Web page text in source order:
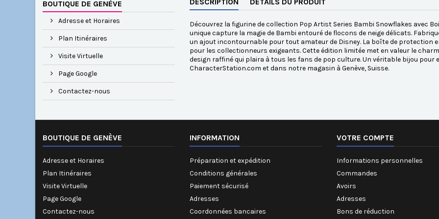
BOUTIQUE DE GENÈVE
Adresse et Horaires
Plan Itinéraires
Visite Virtuelle
Page Google
Contactez-nous
DESCRIPTION DÉTAILS DU PRODUIT
Découvrez la figurine de collection Pop Artist Series Bambi Snowflakes avec
unique capture la magie de Bambi entouré de flocons de neige délicats.
un ajout incontournable pour tout amateur de Disney. La boîte de protection
pour les collectionneurs exigeants. Cette édition limitée met en valeur le
design raffiné qui plaira à tous les fans de pop culture. Un véritable bijou
CharacterStation.com et dans notre magasin à Genève, Suisse.
BOUTIQUE DE GENÈVE
Adresse et Horaires
Plan Itinéraires
Visite Virtuelle
Page Google
Contactez-nous
INFORMATION
Préparation et expédition
Conditions générales
Paiement sécurisé
Adresses
Coordonnées bancaires
VOTRE COMPTE
Informations personnelles
Commandes
Avoirs
Adresses
Bons de réduction